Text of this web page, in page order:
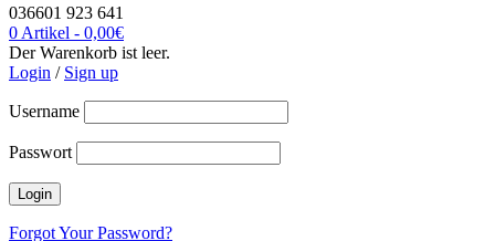
036601 923 641
0 Artikel - 0,00€
Der Warenkorb ist leer.
Login / Sign up
Username
Passwort
Forgot Your Password?